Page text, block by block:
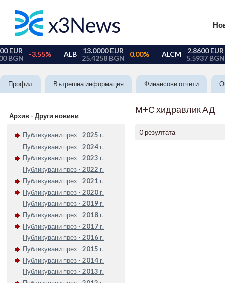
Профил Вътрешна информация Финансови отчети
Архив - Други новини
Публикувани през - 2025 г.
Публикувани през - 2024 г.
Публикувани през - 2023 г.
Публикувани през - 2022 г.
Публикувани през - 2021 г.
Публикувани през - 2020 г.
Публикувани през - 2019 г.
Публикувани през - 2018 г.
Публикувани през - 2017 г.
Публикувани през - 2016 г.
Публикувани през - 2015 г.
Публикувани през - 2014 г.
Публикувани през - 2013 г.
М+С хидравлик АД
0 резултата